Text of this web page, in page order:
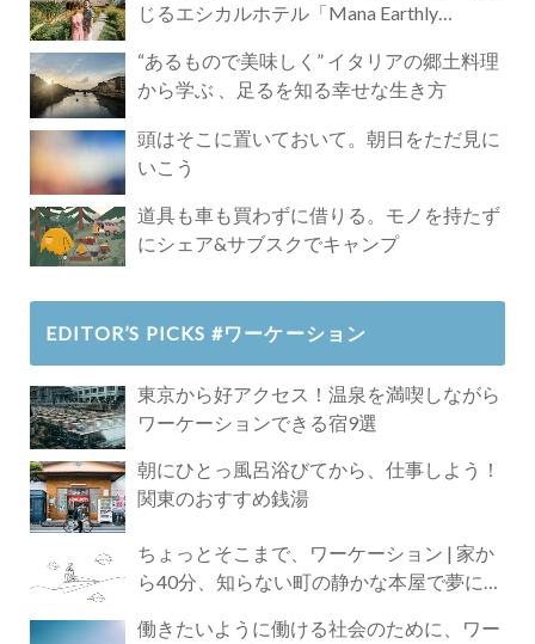
じるエシカルホテル「Mana Earthly
“あるもので美味しく” イタリアの郷土料理
から学ぶ 、足るを知る幸せな生き方
頭はそこに置いておいて。朝日をただ見に
いこう
道具も車も買わずに借りる。モノを持たず
にシェア&サブスクでキャンプ
EDITOR’S PICKS #ワーケーション
東京から好アクセス！温泉を満喫しながら
ワーケーションできる宿9選
朝にひとっ風呂浴びてから、仕事しよう！
関東のおすすめ銭湯
ちょっとそこまで、ワーケーション | 家か
ら40分、知らない町の静かな本屋で夢に近
働きたいように働ける社会のために、ワー